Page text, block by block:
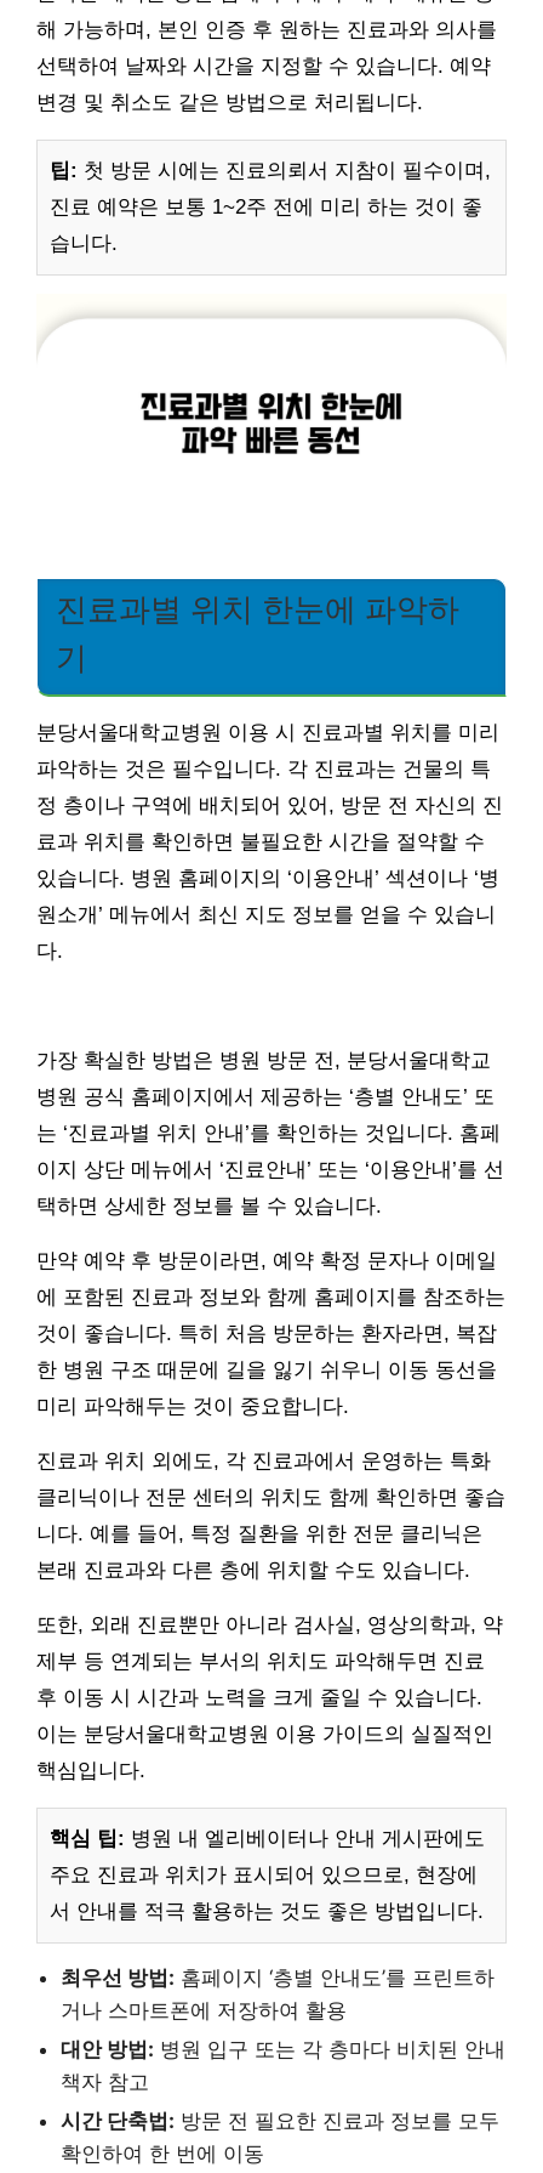
해 가능하며, 본인 인증 후 원하는 진료과와 의사를
선택하여 날짜와 시간을 지정할 수 있습니다. 예약
변경 및 취소도 같은 방법으로 처리됩니다.
팁: 첫 방문 시에는 진료의뢰서 지참이 필수이며,
진료 예약은 보통 1~2주 전에 미리 하는 것이 좋
습니다.
진료과별 위치 한눈에 파악하
기
분당서울대학교병원 이용 시 진료과별 위치를 미리
파악하는 것은 필수입니다. 각 진료과는 건물의 특
정 층이나 구역에 배치되어 있어, 방문 전 자신의 진
료과 위치를 확인하면 불필요한 시간을 절약할 수
있습니다. 병원 홈페이지의 ‘이용안내’ 섹션이나 ‘병
원소개’ 메뉴에서 최신 지도 정보를 얻을 수 있습니
다.
가장 확실한 방법은 병원 방문 전, 분당서울대학교
병원 공식 홈페이지에서 제공하는 ‘층별 안내도’ 또
는 ‘진료과별 위치 안내’를 확인하는 것입니다. 홈페
이지 상단 메뉴에서 ‘진료안내’ 또는 ‘이용안내’를 선
택하면 상세한 정보를 볼 수 있습니다.
만약 예약 후 방문이라면, 예약 확정 문자나 이메일
에 포함된 진료과 정보와 함께 홈페이지를 참조하는
것이 좋습니다. 특히 처음 방문하는 환자라면, 복잡
한 병원 구조 때문에 길을 잃기 쉬우니 이동 동선을
미리 파악해두는 것이 중요합니다.
진료과 위치 외에도, 각 진료과에서 운영하는 특화
클리닉이나 전문 센터의 위치도 함께 확인하면 좋습
니다. 예를 들어, 특정 질환을 위한 전문 클리닉은
본래 진료과와 다른 층에 위치할 수도 있습니다.
또한, 외래 진료뿐만 아니라 검사실, 영상의학과, 약
제부 등 연계되는 부서의 위치도 파악해두면 진료
후 이동 시 시간과 노력을 크게 줄일 수 있습니다.
이는 분당서울대학교병원 이용 가이드의 실질적인
핵심입니다.
핵심 팁: 병원 내 엘리베이터나 안내 게시판에도
주요 진료과 위치가 표시되어 있으므로, 현장에
서 안내를 적극 활용하는 것도 좋은 방법입니다.
최우선 방법: 홈페이지 ‘층별 안내도’를 프린트하
거나 스마트폰에 저장하여 활용
대안 방법: 병원 입구 또는 각 층마다 비치된 안내
책자 참고
시간 단축법: 방문 전 필요한 진료과 정보를 모두
확인하여 한 번에 이동